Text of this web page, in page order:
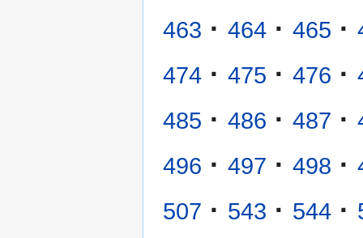
463 · 464 · 465 ·
474 · 475 · 476 ·
485 · 486 · 487 ·
496 · 497 · 498 ·
507 · 543 · 544 ·